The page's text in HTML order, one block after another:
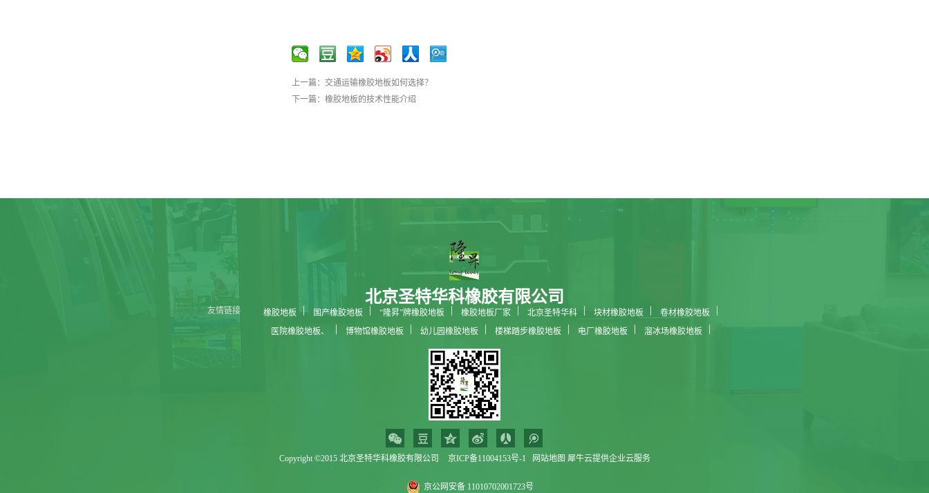
上一篇： 交通运输橡胶地板如何选择？
下一篇： 橡胶地板的技术性能介绍
北京圣特华科橡胶有限公司
Copyright ©2015 北京圣特华科橡胶有限公司 京ICP备11004153号-1 网站地图 犀牛云提供企业云服务
友情链接 橡胶地板 国产橡胶地板 “隆昇”牌橡胶地板 橡胶地板厂家 北京圣特华科 块材橡胶地板
卷材橡胶地板
医院橡胶地板、
博物馆橡胶地板 幼儿园橡胶地板 楼梯踏步橡胶地板 电厂橡胶地板
溜冰场橡胶地板
科技馆橡胶地板
京公网安备 11010702001723号